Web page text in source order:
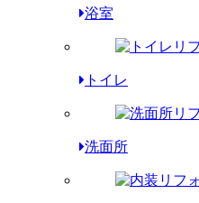
浴室
トイレ
洗面所